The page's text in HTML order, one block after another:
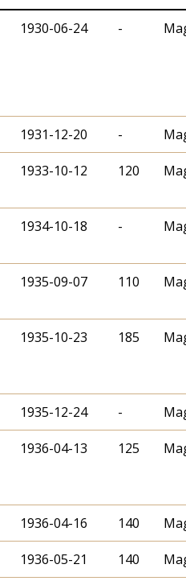
1930-06-24 -
1931-12-20 -
1933-10-12 120
1934-10-18 -
1935-09-07 110
1935-10-23 185
1935-12-24 -
1936-04-13 125
1936-04-16 140
1936-05-21 140